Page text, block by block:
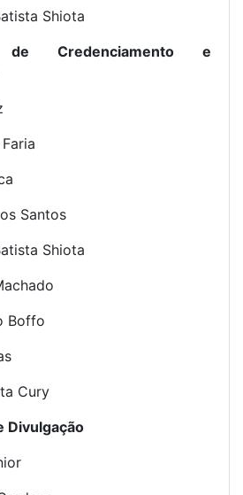
Shiota
de Credenciamento e
Santos
Shiota
Boffo
Cury
Divulgação